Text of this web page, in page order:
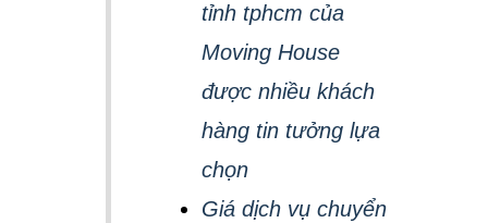
tỉnh tphcm của
Moving House
được nhiều khách
hàng tin tưởng lựa
chọn
Giá dịch vụ chuyển